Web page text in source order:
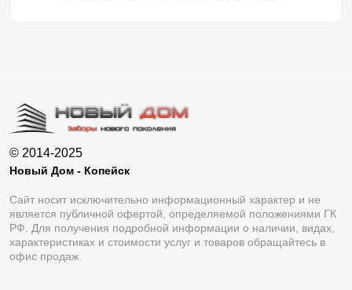
© 2014-2025
Новый Дом - Копейск
Сайт носит исключительно информационный характер и не
является публичной офертой, определяемой положениями ГК
РФ. Для получения подробной информации о наличии, видах,
характеристиках и стоимости услуг и товаров обращайтесь в
офис продаж.